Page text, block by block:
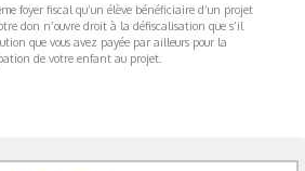
foyer fiscal qu’un élève bénéficiaire d’un projet
don n’ouvre droit à la défiscalisation que s’il
que vous avez payée par ailleurs pour la
de votre enfant au projet.